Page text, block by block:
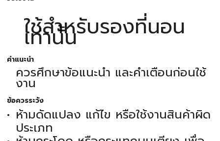
ใช้สำหรับรองที่นอน
เท่านั้น
คำแนะนำ
ควรศึกษาข้อแนะนำ และคำเตือนก่อนใช้
งาน
ข้อควรระวัง
ห้ามดัดแปลง แก้ไข หรือใช้งานสินค้าผิด
ประเภท